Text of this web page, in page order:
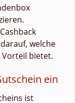
welche
bietet.
ein
ist